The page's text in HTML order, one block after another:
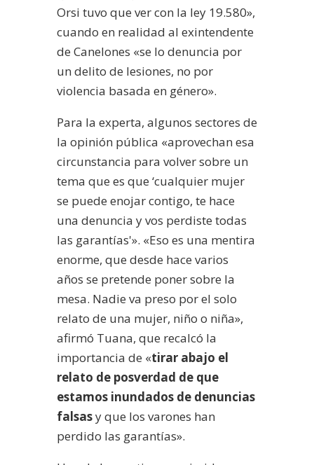
Orsi tuvo que ver con la ley 19.580»,
cuando en realidad al exintendente
de Canelones «se lo denuncia por
un delito de lesiones, no por
violencia basada en género».
Para la experta, algunos sectores de
la opinión pública «aprovechan esa
circunstancia para volver sobre un
tema que es que ‘cualquier mujer
se puede enojar contigo, te hace
una denuncia y vos perdiste todas
las garantías'». «Eso es una mentira
enorme, que desde hace varios
años se pretende poner sobre la
mesa. Nadie va preso por el solo
relato de una mujer, niño o niña»,
afirmó Tuana, que recalcó la
importancia de «tirar abajo el
relato de posverdad de que
estamos inundados de denuncias
falsasy que los varones han
perdido las garantías».